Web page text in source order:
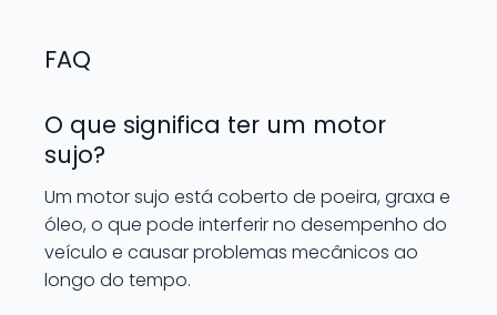
FAQ
O que significa ter um motor
sujo?
Um motor sujo está coberto de poeira, graxa e
óleo, o que pode interferir no desempenho do
veículo e causar problemas mecânicos ao
longo do tempo.